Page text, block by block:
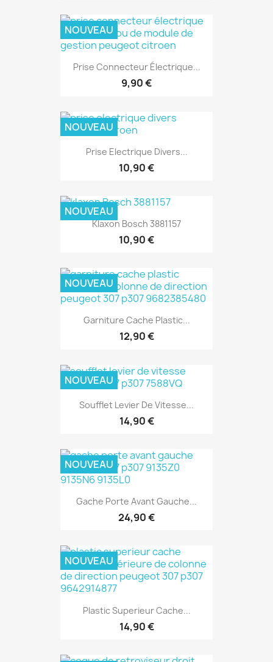
Prise Connecteur Électrique...
9,90 €
NOUVEAU
Prise Electrique Divers...
10,90 €
NOUVEAU
Klaxon Bosch 3881157
10,90 €
NOUVEAU
Garniture Cache Plastic...
12,90 €
NOUVEAU
Soufflet Levier De Vitesse...
14,90 €
NOUVEAU
Gache Porte Avant Gauche...
24,90 €
NOUVEAU
Plastic Superieur Cache...
14,90 €
NOUVEAU